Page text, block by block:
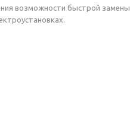
возможности быстрой